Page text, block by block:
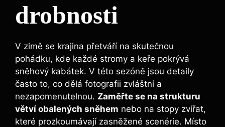
drobnosti
V zimě se krajina přetváří na skutečnou
pohádku, kde každé stromy a keře pokrývá
sněhový kabátek. V této sezóně jsou detaily
často to, co dělá fotografii zvláštní a
nezapomenutelnou. Zaměřte se na strukturu
větví obalených sněhem nebo na stopy zvířat,
které prozkoumávají zasněžené scenérie. Místo